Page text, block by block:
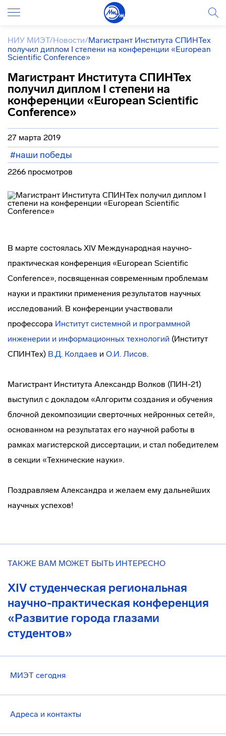
НИУ МИЭТ/Новости/Магистрант Института СПИНТех
получил диплом I степени на конференции «European
Scientific Conference»
Магистрант Института СПИНТех
получил диплом I степени на
конференции «European Scientific
Conference»
27 марта 2019
#наши победы
2266 просмотров
В марте состоялась XIV Международная научно-
практическая конференция «European Scientific
Conference», посвященная современным проблемам
науки и практики применения результатов научных
исследований. В конференции участвовали
профессора Институт системной и программной
инженерии и информационных технологий (Институт
СПИНТех) В.Д. Колдаев и О.И. Лисов.
Магистрант Института Александр Волков (ПИН-21)
выступил с докладом «Алгоритм создания и обучения
блочной декомпозиции сверточных нейронных сетей»,
основанном на результатах его научной работы в
рамках магистерской диссертации, и стал победителем
в секции «Технические науки».
Поздравляем Александра и желаем ему дальнейших
научных успехов!
ТАКЖЕ ВАМ МОЖЕТ БЫТЬ ИНТЕРЕСНО
XIV студенческая региональная
научно-практическая конференция
«Развитие города глазами
студентов»
МИЭТ сегодня
Адреса и контакты